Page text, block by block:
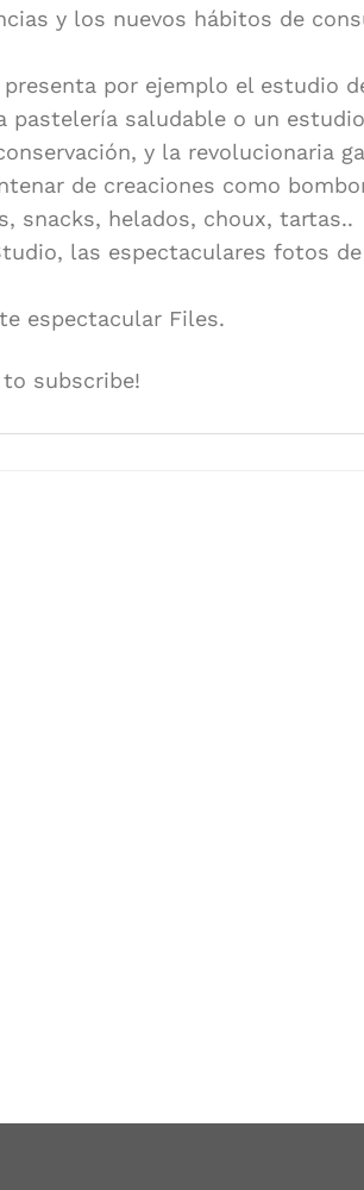
y los nuevos hábitos de
por ejemplo el estudio
saludable o un
y la revolucionaria
de creaciones como
snacks, helados, choux, tartas..
las espectaculares fotos
espectacular Files.
subscribe!